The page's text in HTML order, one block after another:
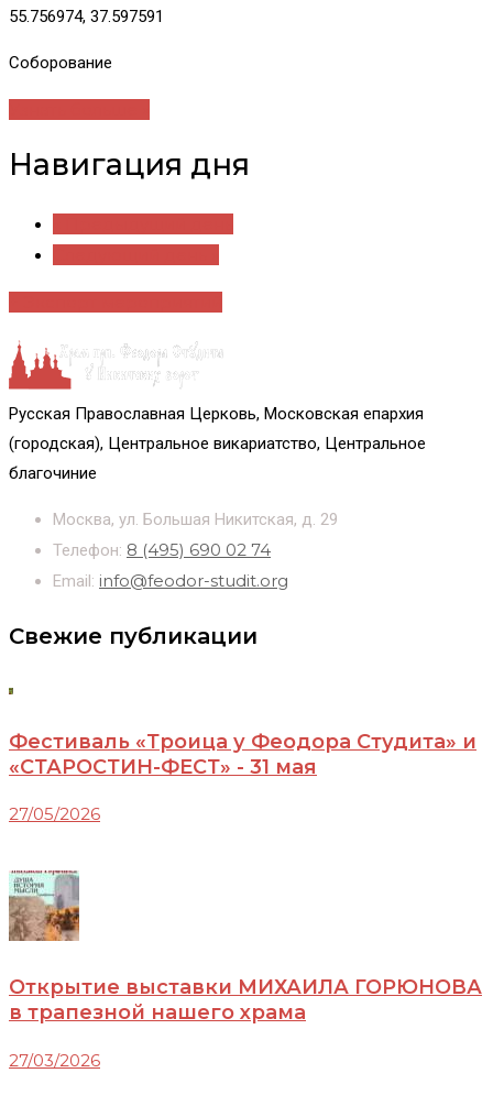
55.756974, 37.597591
Соборование
Навигация дня
Русская Православная Церковь, Московская епархия
(городская), Центральное викариатство, Центральное
благочиние
Москва, ул. Большая Никитская, д. 29
Телефон: 8 (495) 690 02 74
Email: info@feodor-studit.org
Свежие публикации
Фестиваль «Троица у Феодора Студита» и
«СТАРОСТИН-ФЕСТ» - 31 мая
27/05/2026
Открытие выставки МИХАИЛА ГОРЮНОВА
в трапезной нашего храма
27/03/2026